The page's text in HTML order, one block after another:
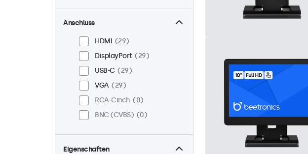
Anschluss
HDMI
29
DisplayPort
29
USB-C
29
VGA
29
RCA-Cinch
0
BNC (CVBS)
0
Eigenschaften